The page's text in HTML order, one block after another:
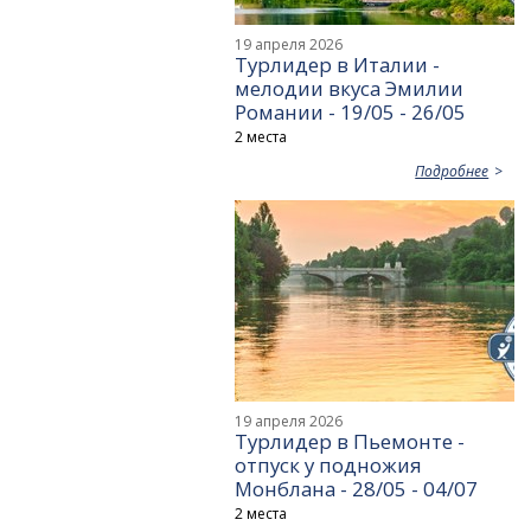
19 апреля 2026
Турлидер в Италии -
мелодии вкуса Эмилии
Романии - 19/05 - 26/05
2 места
Подробнее
19 апреля 2026
Турлидер в Пьемонте -
отпуск у подножия
Монблана - 28/05 - 04/07
2 места